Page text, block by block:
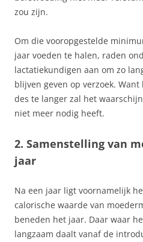
zou zijn.
Om die vooropgestelde
jaar voeden te halen, raden
lactatiekundigen aan om zo
blijven geven op verzoek.
des te langer zal het
niet meer nodig heeft.
2. Samenstelling van
jaar
Na een jaar ligt voornamelijk
calorische waarde van
beneden het jaar. Daar waar
langzaam daalt vanaf de